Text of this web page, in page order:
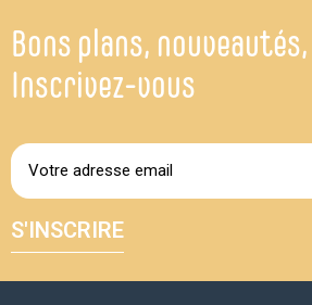
Bons plans,
Inscrivez-vous
S'INSCRIRE